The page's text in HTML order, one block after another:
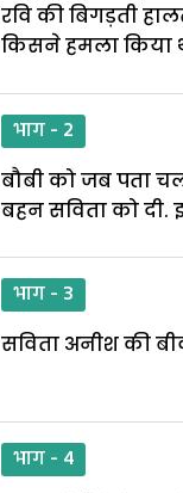
रवि की बिगड़ती
किसने हमला किया
भाग - 2
बौबी को जब पता
बहन सविता को दी.
भाग - 3
सविता अनीश की
भाग - 4